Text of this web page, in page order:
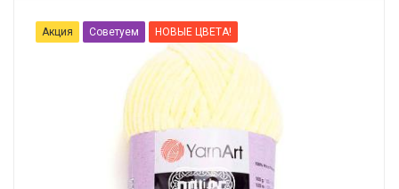
Акция Советуем НОВЫЕ ЦВЕТА!